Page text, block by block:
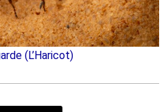
(L’Haricot)